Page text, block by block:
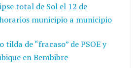
total de Sol el 12 de
municipio a municipio
de “fracaso” de PSOE y
en Bembibre